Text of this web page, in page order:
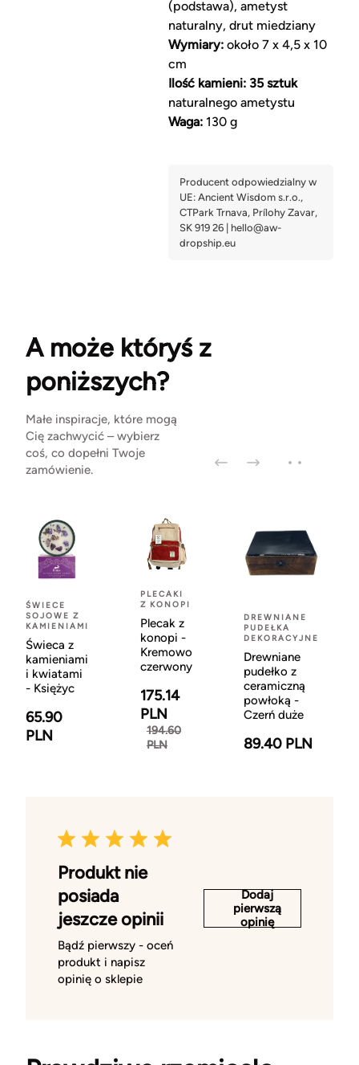
(podstawa), ametyst
naturalny, drut miedziany
Wymiary:około 7 x 4,5 x 10
cm
Ilość kamieni: 35 sztuk
naturalnego ametystu
Waga:130 g
A może któryś z
poniższych?
Małe inspiracje, które mogą
Cię zachwycić – wybierz
coś, co dopełni Twoje
zamówienie.
ŚWIECE
SOJOWE Z
KAMIENIAMI
Świeca z
kamieniami
i kwiatami
- Księżyc
65.90
PLN
PLECAKI
Z KONOPI
Plecak z
konopi -
Kremowo
czerwony
175.14
PLN
194.60
PLN
DREWNIANE
PUDEŁKA
DEKORACYJNE
Drewniane
pudełko z
ceramiczną
powłoką -
Czerń duże
89.40 PLN
Produkt nie
posiada
jeszcze opinii
Bądź pierwszy - oceń
produkt i napisz
opinię o sklepie
Dodaj
pierwszą
opinię